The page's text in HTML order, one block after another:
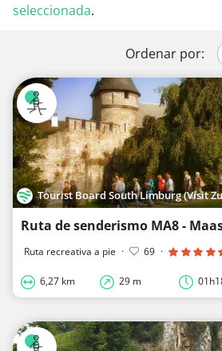
seleccionada.
Ordenar por:
Tourist Board South Limburg (Visit
Ruta recreativa a pie · 69 ·
6,27 km 29 m